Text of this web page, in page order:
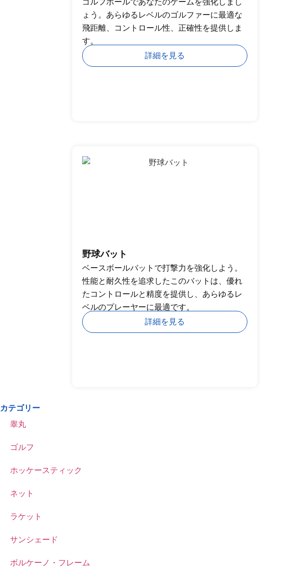
ょう。あらゆるレベルのゴルファーに最適な
飛距離、コントロール性、正確性を提供しま
す。
詳細を見る
野球バット
ベースボールバットで打撃力を強化しよう。
性能と耐久性を追求したこのバットは、優れ
たコントロールと精度を提供し、あらゆるレ
ベルのプレーヤーに最適です。
詳細を見る
カテゴリー
睾丸
ゴルフ
ホッケースティック
ネット
ラケット
サンシェード
ボルケーノ・フレーム